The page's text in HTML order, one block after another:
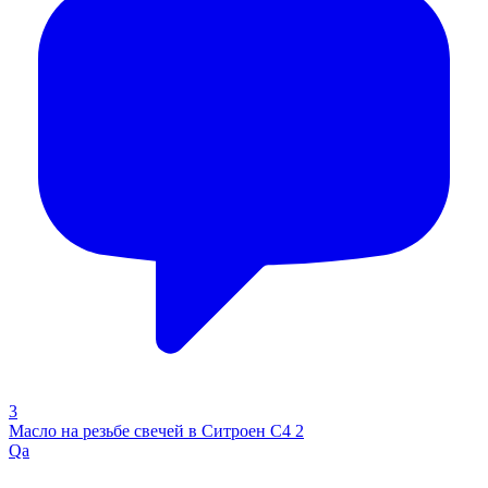
3
Масло на резьбе свечей в Ситроен С4 2
Qa